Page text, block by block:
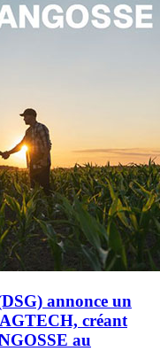
annonce un
créant
au